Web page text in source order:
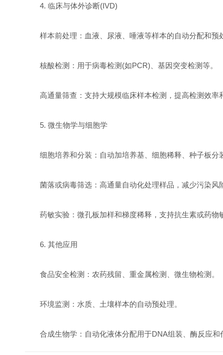
4. 临床与体外诊断(IVD)
样本前处理：血液、尿液、唾液等样本的自动分配和预
核酸检测：用于病毒检测(如PCR)、基因突变检测等。
高通量筛查：支持大规模临床样本检测，提高检测效率
5. 微生物学与细胞学
细胞培养和分装：自动加培养基、细胞稀释、种子板分
菌落或病毒筛选：高通量自动化处理样品，减少污染风
药敏实验：微孔板加样和梯度稀释，支持抗生素或药物
6. 其他应用
食品安全检测：农药残留、重金属检测、微生物检测。
环境监测：水质、土壤样本的自动预处理。
合成生物学：自动化液体分配用于DNA组装、酶反应和